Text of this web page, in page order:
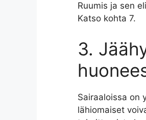
Ruumis ja sen
Katso kohta 7.
3.
Sairaaloissa on
lähiomaiset